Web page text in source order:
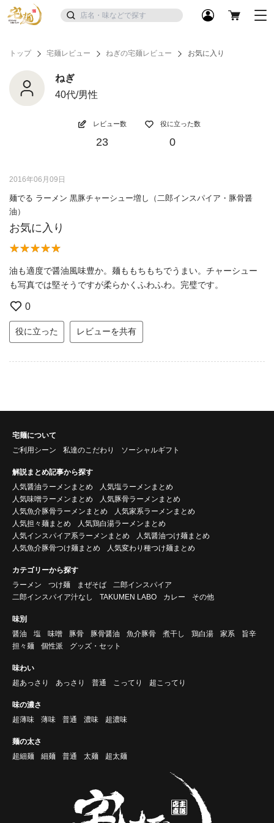
トップ 宅麺レビュー ねぎの宅麺レビュー お気に入り
ねぎ
40代/男性
レビュー数
23
役に立った数
0
2016年06月09日
麺でる ラーメン 黒豚チャーシュー増し（二郎インスパイア・豚骨醤
油）
お気に入り
油も適度で醤油風味豊か。麺ももちもちでうまい。チャーシュー
も写真では堅そうですが柔らかくふわふわ。完璧です。
0
役に立った レビューを共有
宅麺について
ご利用シーン
私達のこだわり ソーシャルギフト
解説まとめ記事から探す
人気醤油ラーメンまとめ
人気塩ラーメンまとめ
人気味噌ラーメンまとめ
人気豚骨ラーメンまとめ
人気魚介豚骨ラーメンまとめ
人気家系ラーメンまとめ
人気担々麺まとめ
人気鶏白湯ラーメンまとめ
人気インスパイア系ラーメンまとめ
人気醤油つけ麺まとめ
人気魚介豚骨つけ麺まとめ
人気変わり種つけ麺まとめ
カテゴリーから探す
ラーメン
つけ麺 まぜそば
二郎インスパイア
二郎インスパイア汁なし
TAKUMEN LABO カレー その他
味別
醤油
塩 味噌 豚骨 豚骨醤油 魚介豚骨 煮干し 鶏白湯 家系
旨辛
担々麺
個性派 グッズ・セット
味わい
超あっさり
あっさり 普通 こってり 超こってり
味の濃さ
超薄味
薄味 普通 濃味 超濃味
麺の太さ
超細麺
細麺 普通 太麺 超太麺